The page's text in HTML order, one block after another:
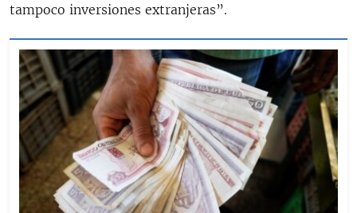
tampoco inversiones extranjeras”.